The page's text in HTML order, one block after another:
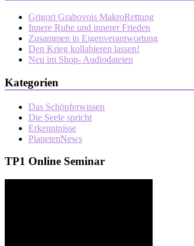
Grigori Grabovois MakroRettung
Innere Ruhe und innerer Frieden
Zusammen in Eigenverantwortung
Den Krieg kollabieren lassen!
Neu im Shop- Audiodateien
Kategorien
Das Schöpferwissen
Die Seele spricht
Erkenntnisse
PlanetenNews
TP1 Online Seminar